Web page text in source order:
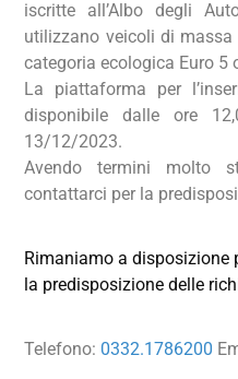
iscritte all’Albo degli
utilizzano veicoli di
categoria ecologica Euro 5
La piattaforma per
disponibile dalle ore
13/12/2023.
Avendo termini molto
contattarci per la
Rimaniamo a disposizione
la predisposizione delle
Telefono: 0332.1786200